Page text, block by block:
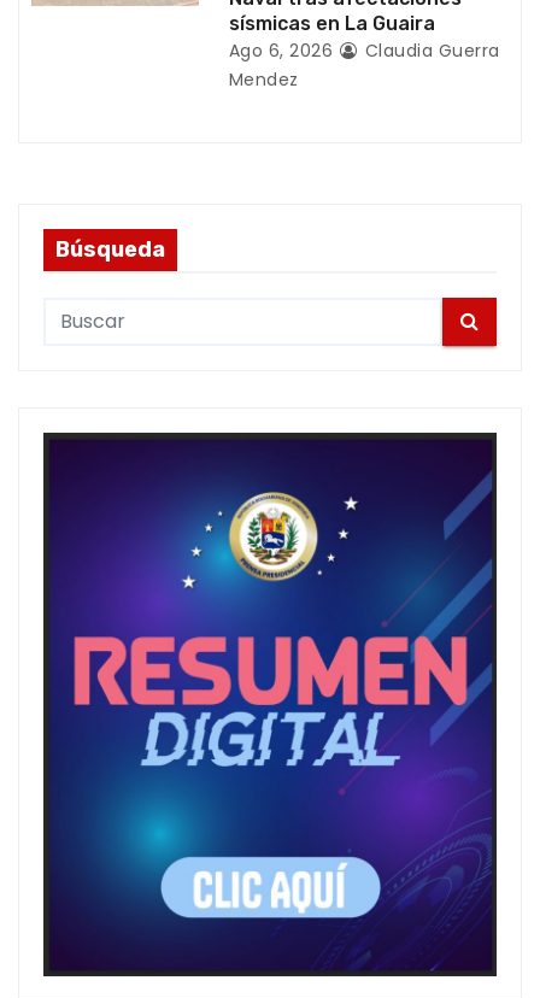
sísmicas en La Guaira
Ago 6, 2026
Claudia Guerra
Mendez
Búsqueda
c